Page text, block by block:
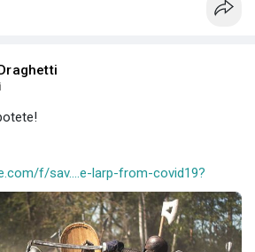
f/sav....e-larp-from-covid19?